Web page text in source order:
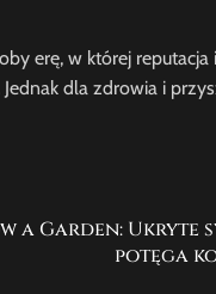
erę, w której reputacja
dla zdrowia i
a Garden: Ukryte
potęga